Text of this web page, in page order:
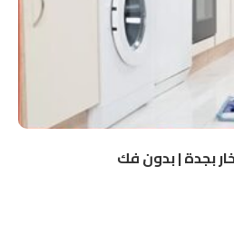
بجدة | بدون فك